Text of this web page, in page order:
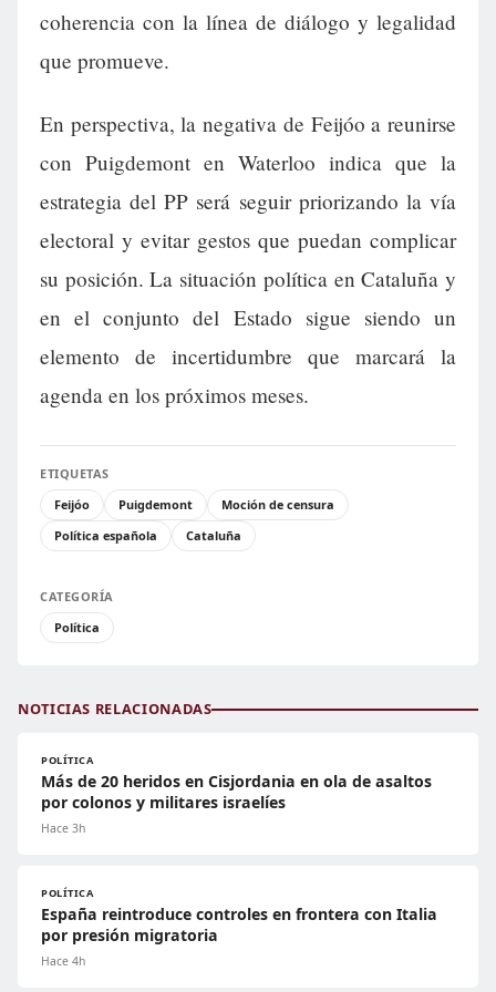
coherencia con la línea de diálogo y legalidad
que promueve.
En perspectiva, la negativa de Feijóo a reunirse
con Puigdemont en Waterloo indica que la
estrategia del PP será seguir priorizando la vía
electoral y evitar gestos que puedan complicar
su posición. La situación política en Cataluña y
en el conjunto del Estado sigue siendo un
elemento de incertidumbre que marcará la
agenda en los próximos meses.
ETIQUETAS
Feijóo
Puigdemont
Moción de censura
Política española
Cataluña
CATEGORÍA
Política
NOTICIAS RELACIONADAS
POLÍTICA
Más de 20 heridos en Cisjordania en ola de asaltos
por colonos y militares israelíes
Hace 3h
POLÍTICA
España reintroduce controles en frontera con Italia
por presión migratoria
Hace 4h